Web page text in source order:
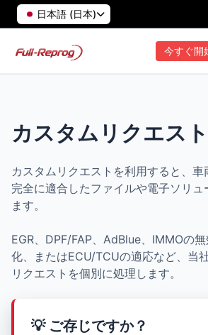
日本語 (日本)
今すぐ開
カスタムリクエス
カスタムリクエストを利用すると、
完全に適合したファイルや電子ソリュ
ます。
EGR、DPF/FAP、AdBlue、IMMOの
化、またはECU/TCUの適応など、当
リクエストを個別に処理します。
💡 ご存じですか？